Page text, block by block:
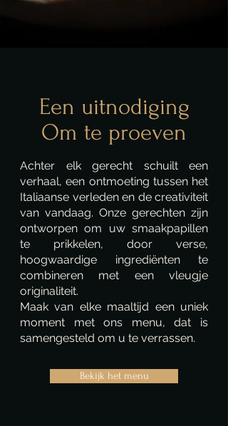
Een uitnodiging
Om te proeven
Achter elk gerecht schuilt een
verhaal, een ontmoeting tussen het
Italiaanse verleden en de creativiteit
van vandaag. Onze gerechten zijn
ontworpen om uw smaakpapillen
te prikkelen, door verse,
hoogwaardige ingrediënten te
combineren met een vleugje
originaliteit.
Maak van elke maaltijd een uniek
moment met ons menu, dat is
samengesteld om u te verrassen.
Bekijk het menu